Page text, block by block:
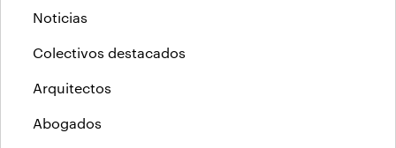
Noticias
Colectivos destacados
Arquitectos
Abogados